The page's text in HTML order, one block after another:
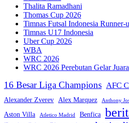
Thalita Ramadhani
Thomas Cup 2026
Timnas Futsal Indonesia Runner-
Timnas U17 Indonesia
Uber Cup 2026
WBA
WRC 2026
WRC 2026 Perebutan Gelar
16 Besar Liga Champions AFC
Alexander Zverev Alex Marquez Anthony
Aston Villa Atletico Madrid Benfica